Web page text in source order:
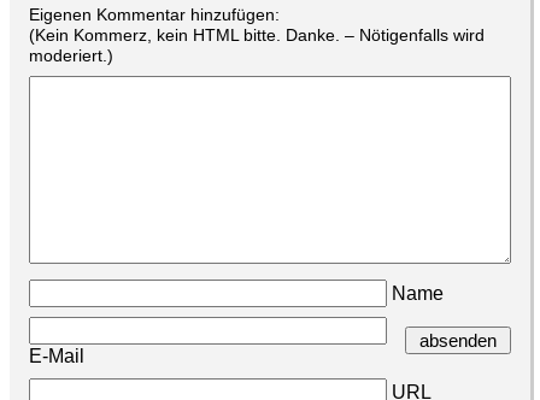
Eigenen Kommentar hinzufügen:
(Kein Kommerz, kein HTML bitte. Danke. – Nötigenfalls wird
moderiert.)
Name
E-Mail
URL